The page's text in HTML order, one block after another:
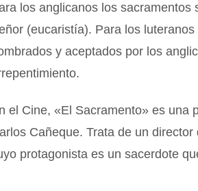
los anglicanos los sacramentos
(eucaristía). Para los
y aceptados por los
el Cine, «El Sacramento» es una
Cañeque. Trata de un
protagonista es un sacerdote